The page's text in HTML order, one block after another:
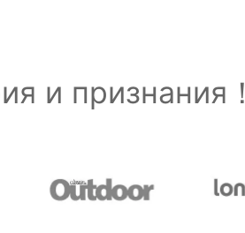
и признания！